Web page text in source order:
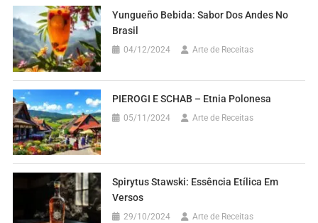
Yungueño Bebida: Sabor Dos Andes No
Brasil
04/12/2024 Arte de Receitas
PIEROGI E SCHAB – Etnia Polonesa
05/11/2024 Arte de Receitas
Spirytus Stawski: Essência Etílica Em
Versos
29/10/2024 Arte de Receitas